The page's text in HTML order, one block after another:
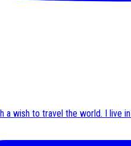
wish to travel the world. I live in